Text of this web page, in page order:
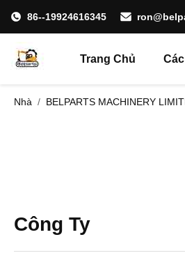
86--19924616345
Trang Chủ
Nhà / BELPARTS MACHINERY
Công Ty